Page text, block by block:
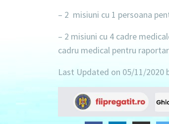
– 2 misiuni cu 1 persoana
– 2 misiuni cu 4 cadre
cadru medical pentru
Last Updated on 05/11/2020